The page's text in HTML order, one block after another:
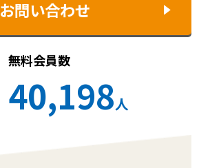
お問い合わせ
無料会員数
40,198人